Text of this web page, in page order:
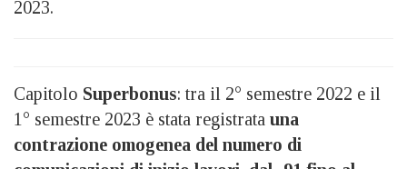
2023.
Capitolo Superbonus: tra il 2° semestre 2022 e il
1° semestre 2023 è stata registrata una
contrazione omogenea del numero di